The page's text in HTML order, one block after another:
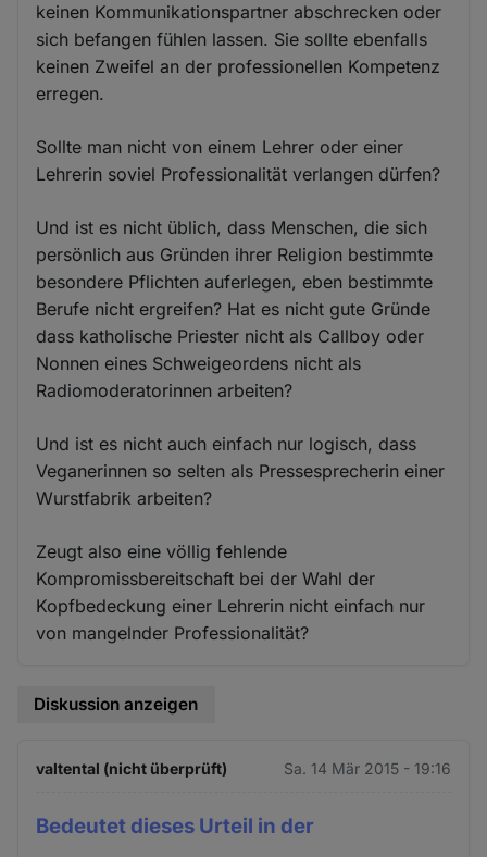
keinen Kommunikationspartner abschrecken oder
sich befangen fühlen lassen. Sie sollte ebenfalls
keinen Zweifel an der professionellen Kompetenz
erregen.
Sollte man nicht von einem Lehrer oder einer
Lehrerin soviel Professionalität verlangen dürfen?
Und ist es nicht üblich, dass Menschen, die sich
persönlich aus Gründen ihrer Religion bestimmte
besondere Pflichten auferlegen, eben bestimmte
Berufe nicht ergreifen? Hat es nicht gute Gründe
dass katholische Priester nicht als Callboy oder
Nonnen eines Schweigeordens nicht als
Radiomoderatorinnen arbeiten?
Und ist es nicht auch einfach nur logisch, dass
Veganerinnen so selten als Pressesprecherin einer
Wurstfabrik arbeiten?
Zeugt also eine völlig fehlende
Kompromissbereitschaft bei der Wahl der
Kopfbedeckung einer Lehrerin nicht einfach nur
von mangelnder Professionalität?
Diskussion anzeigen
valtental (nicht überprüft) Sa. 14 Mär 2015 - 19:16
Bedeutet dieses Urteil in der